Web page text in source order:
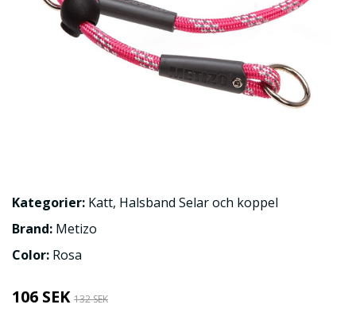
Kategorier: Katt, Halsband Selar och koppel
Brand: Metizo
Color: Rosa
106 SEK 132 SEK